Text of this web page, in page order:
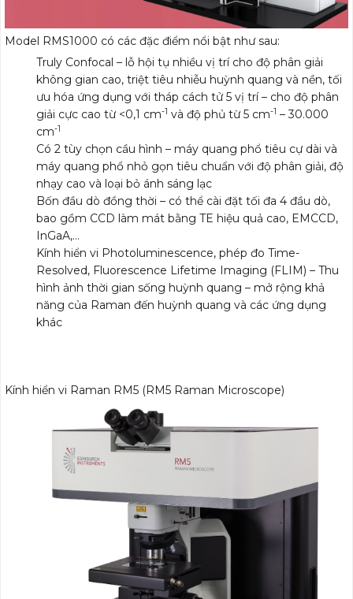
Model RMS1000 có các đặc điểm nổi bật như sau:
Truly Confocal – lỗ hội tụ nhiều vị trí cho độ phân giải
không gian cao, triệt tiêu nhiễu huỳnh quang và nền, tối
ưu hóa ứng dụng với tháp cách tử 5 vị trí – cho độ phân
giải cực cao từ <0,1 cm-1 và độ phủ từ 5 cm-1 – 30.000
cm-1
Có 2 tùy chọn cầu hình – máy quang phổ tiêu cự dài và
máy quang phổ nhỏ gọn tiêu chuẩn với độ phân giải, độ
nhạy cao và loại bỏ ánh sáng lạc
Bốn đầu dò đồng thời – có thể cài đặt tối đa 4 đầu dò,
bao gồm CCD làm mát bằng TE hiệu quả cao, EMCCD,
InGaA,…
Kính hiển vi Photoluminescence, phép đo Time-
Resolved, Fluorescence Lifetime Imaging (FLIM) – Thu
hình ảnh thời gian sống huỳnh quang – mở rộng khả
năng của Raman đến huỳnh quang và các ứng dụng
khác
Kính hiển vi Raman RM5 (RM5 Raman Microscope)